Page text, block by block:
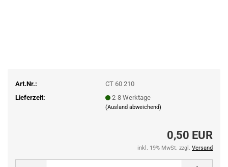
Art.Nr.:
CT 60 210
Lieferzeit:
2-8 Werktage
(Ausland abweichend)
0,50 EUR
inkl. 19% MwSt. zzgl. Versand